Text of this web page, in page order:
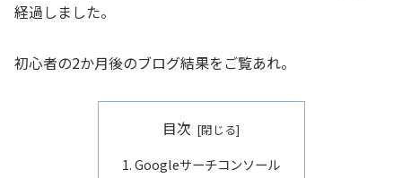
経過しました。
初心者の2か月後のブログ結果をご覧あれ。
目次
Googleサーチコンソール